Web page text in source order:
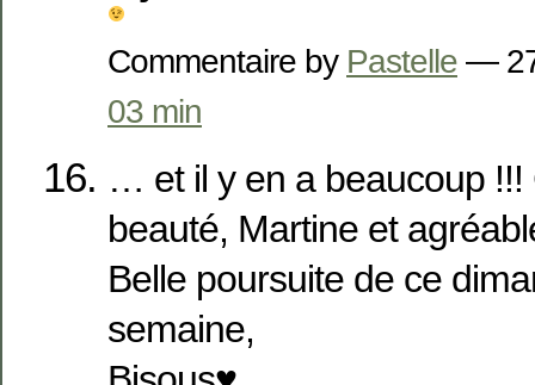
Commentaire by Pastelle —
03 min
… et il y en a beaucoup !!!
beauté, Martine et
Belle poursuite de ce
semaine,